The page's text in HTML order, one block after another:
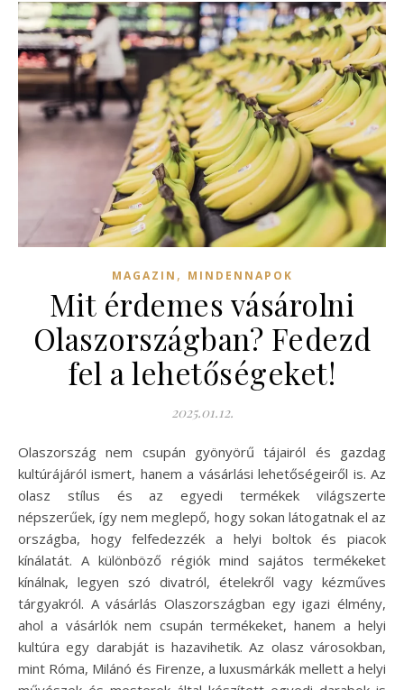
MAGAZIN , MINDENNAPOK
Mit érdemes vásárolni
Olaszországban? Fedezd
fel a lehetőségeket!
2025.01.12.
Olaszország nem csupán gyönyörű tájairól és gazdag
kultúrájáról ismert, hanem a vásárlási lehetőségeiről is. Az
olasz stílus és az egyedi termékek világszerte
népszerűek, így nem meglepő, hogy sokan látogatnak el az
országba, hogy felfedezzék a helyi boltok és piacok
kínálatát. A különböző régiók mind sajátos termékeket
kínálnak, legyen szó divatról, ételekről vagy kézműves
tárgyakról. A vásárlás Olaszországban egy igazi élmény,
ahol a vásárlók nem csupán termékeket, hanem a helyi
kultúra egy darabját is hazavihetik. Az olasz városokban,
mint Róma, Milánó és Firenze, a luxusmárkák mellett a helyi